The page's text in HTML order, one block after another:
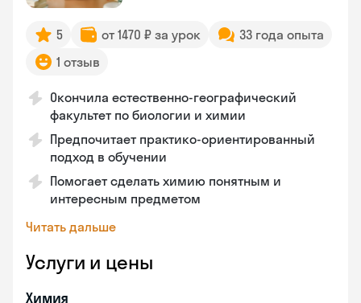
5 от 1470 ₽ за урок
33 года опыта
1 отзыв
Окончила естественно-географический
факультет по биологии и химии
Предпочитает практико-ориентированный
подход в обучении
Помогает сделать химию понятным и
интересным предметом
Читать дальше
Услуги и цены
Химия